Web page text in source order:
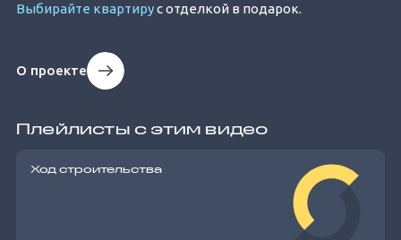
Выбирайте квартирус отделкой в подарок.
О проекте
Плейлисты с этим видео
Ход строительства